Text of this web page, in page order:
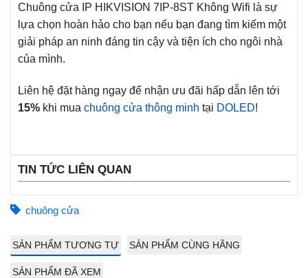
Chuông cửa IP HIKVISION 7IP-8ST Không Wifi là sự
lựa chọn hoàn hảo cho bạn nếu bạn đang tìm kiếm một
giải pháp an ninh đáng tin cậy và tiện ích cho ngôi nhà
của mình.
Liên hệ đặt hàng ngay để nhận ưu đãi hấp dẫn lên tới
15% khi mua chuông cửa thông minh tại DOLED!
TIN TỨC LIÊN QUAN
chuông cửa
SẢN PHẨM TƯƠNG TỰ SẢN PHẨM CÙNG HÃNG
SẢN PHẨM ĐÃ XEM